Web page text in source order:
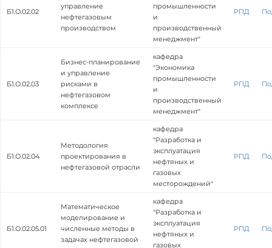
Б1.О.02.02
управление
нефтегазовым
производством
промышленности
и
производственный
менеджмент"
РПД
Б1.О.02.03
Бизнес-планирование
и управление
рисками в
нефтегазовом
комплексе
кафедра
"Экономика
промышленности
и
производственный
менеджмент"
РПД
Б1.О.02.04
Методология
проектирования в
нефтегазовой отрасли
кафедра
"Разработка и
эксплуатация
нефтяных и
газовых
месторождений"
РПД
Б1.О.02.05.01
Математическое
моделирование и
численные методы в
задачах нефтегазовой
кафедра
"Разработка и
эксплуатация
нефтяных и
газовых
РПД